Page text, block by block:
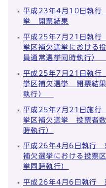
平成23年4月10日執行
挙 開票結果
平成25年7月21日執行
挙区補欠選挙における
員通常選挙同時執行）
平成25年7月21日執行
挙区補欠選挙 開票結
執行）
平成25年7月21日施行
挙区補欠選挙 投票者
時執行）
平成26年4月6日執行
補欠選挙における投票
挙同時執行）
平成26年4月6日執行